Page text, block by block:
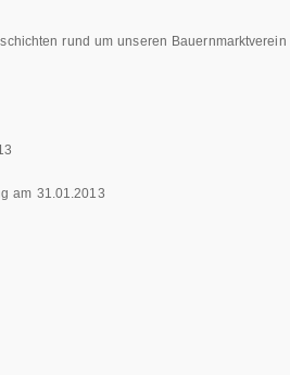
rund um unseren
am 31.01.2013